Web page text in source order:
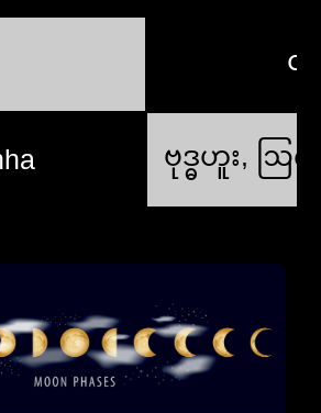
လ
ဗုဒ္ဓဟူး, ဩဂု